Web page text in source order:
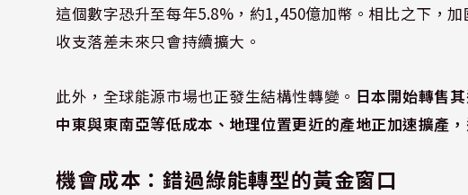
這個數字恐升至每年5.8%，約1,450億加幣。相比之下，
收支落差未來只會持續擴大。
此外，全球能源市場也正發生結構性轉變。 日本開始轉售
中東與東南亞等低成本、地理位置更近的產地正加速擴產
機會成本：錯過綠能轉型的黃金窗口